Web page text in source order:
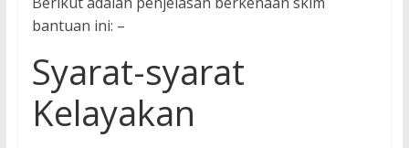
bantuan ini: –
Syarat-syarat
Kelayakan